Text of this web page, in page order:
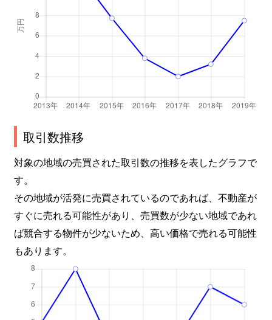
取引数推移
対象の地域の売買された取引数の推移を表したグラフで
す。
その地域が活発に売買されているのであれば、不動産が
すぐに売れる可能性があり、売買数が少ない地域であれ
ば競合する物件が少ないため、高い価格で売れる可能性
もあります。